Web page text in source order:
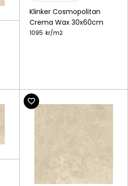
Klinker Cosmopolitan
Crema Wax 30x60cm
1095 kr/m2